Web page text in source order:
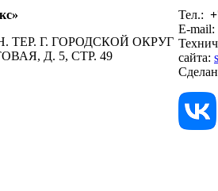
ТЕР. Г. ГОРОДСКОЙ ОКРУГ
Д. 5, СТР. 49
Тел.:
E-mail:
сайта: